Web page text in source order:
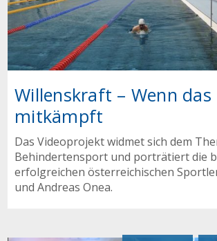
Willenskraft – Wenn das
mitkämpft
Das Videoprojekt widmet sich dem
Behindertensport und porträtiert die
erfolgreichen österreichischen
und Andreas Onea.